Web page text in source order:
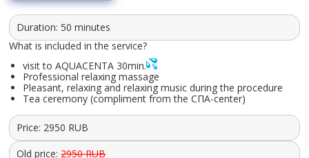
Duration: 50 minutes
What is included in the service?
visit to AQUACENTA 30min.
Professional relaxing massage
Pleasant, relaxing and relaxing music during the procedure
Tea ceremony (compliment from the СПА-center)
Price: 2950 RUB
Old price:2950 RUB